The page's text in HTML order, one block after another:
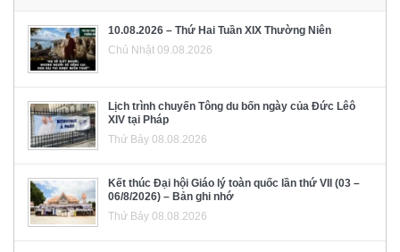
10.08.2026 – Thứ Hai Tuần XIX Thường Niên
Chủ Nhật 09.08.2026
Lịch trình chuyến Tông du bốn ngày của Đức Lêô
XIV tại Pháp
Thứ Bảy 08.08.2026
Kết thúc Đại hội Giáo lý toàn quốc lần thứ VII (03 –
06/8/2026) – Bản ghi nhớ
Thứ Bảy 08.08.2026